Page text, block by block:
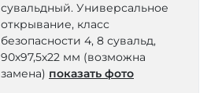
сувальдный. Универсальное
открывание, класс
безопасности 4, 8 сувальд,
90х97,5х22 мм (возможна
замена) показать фото